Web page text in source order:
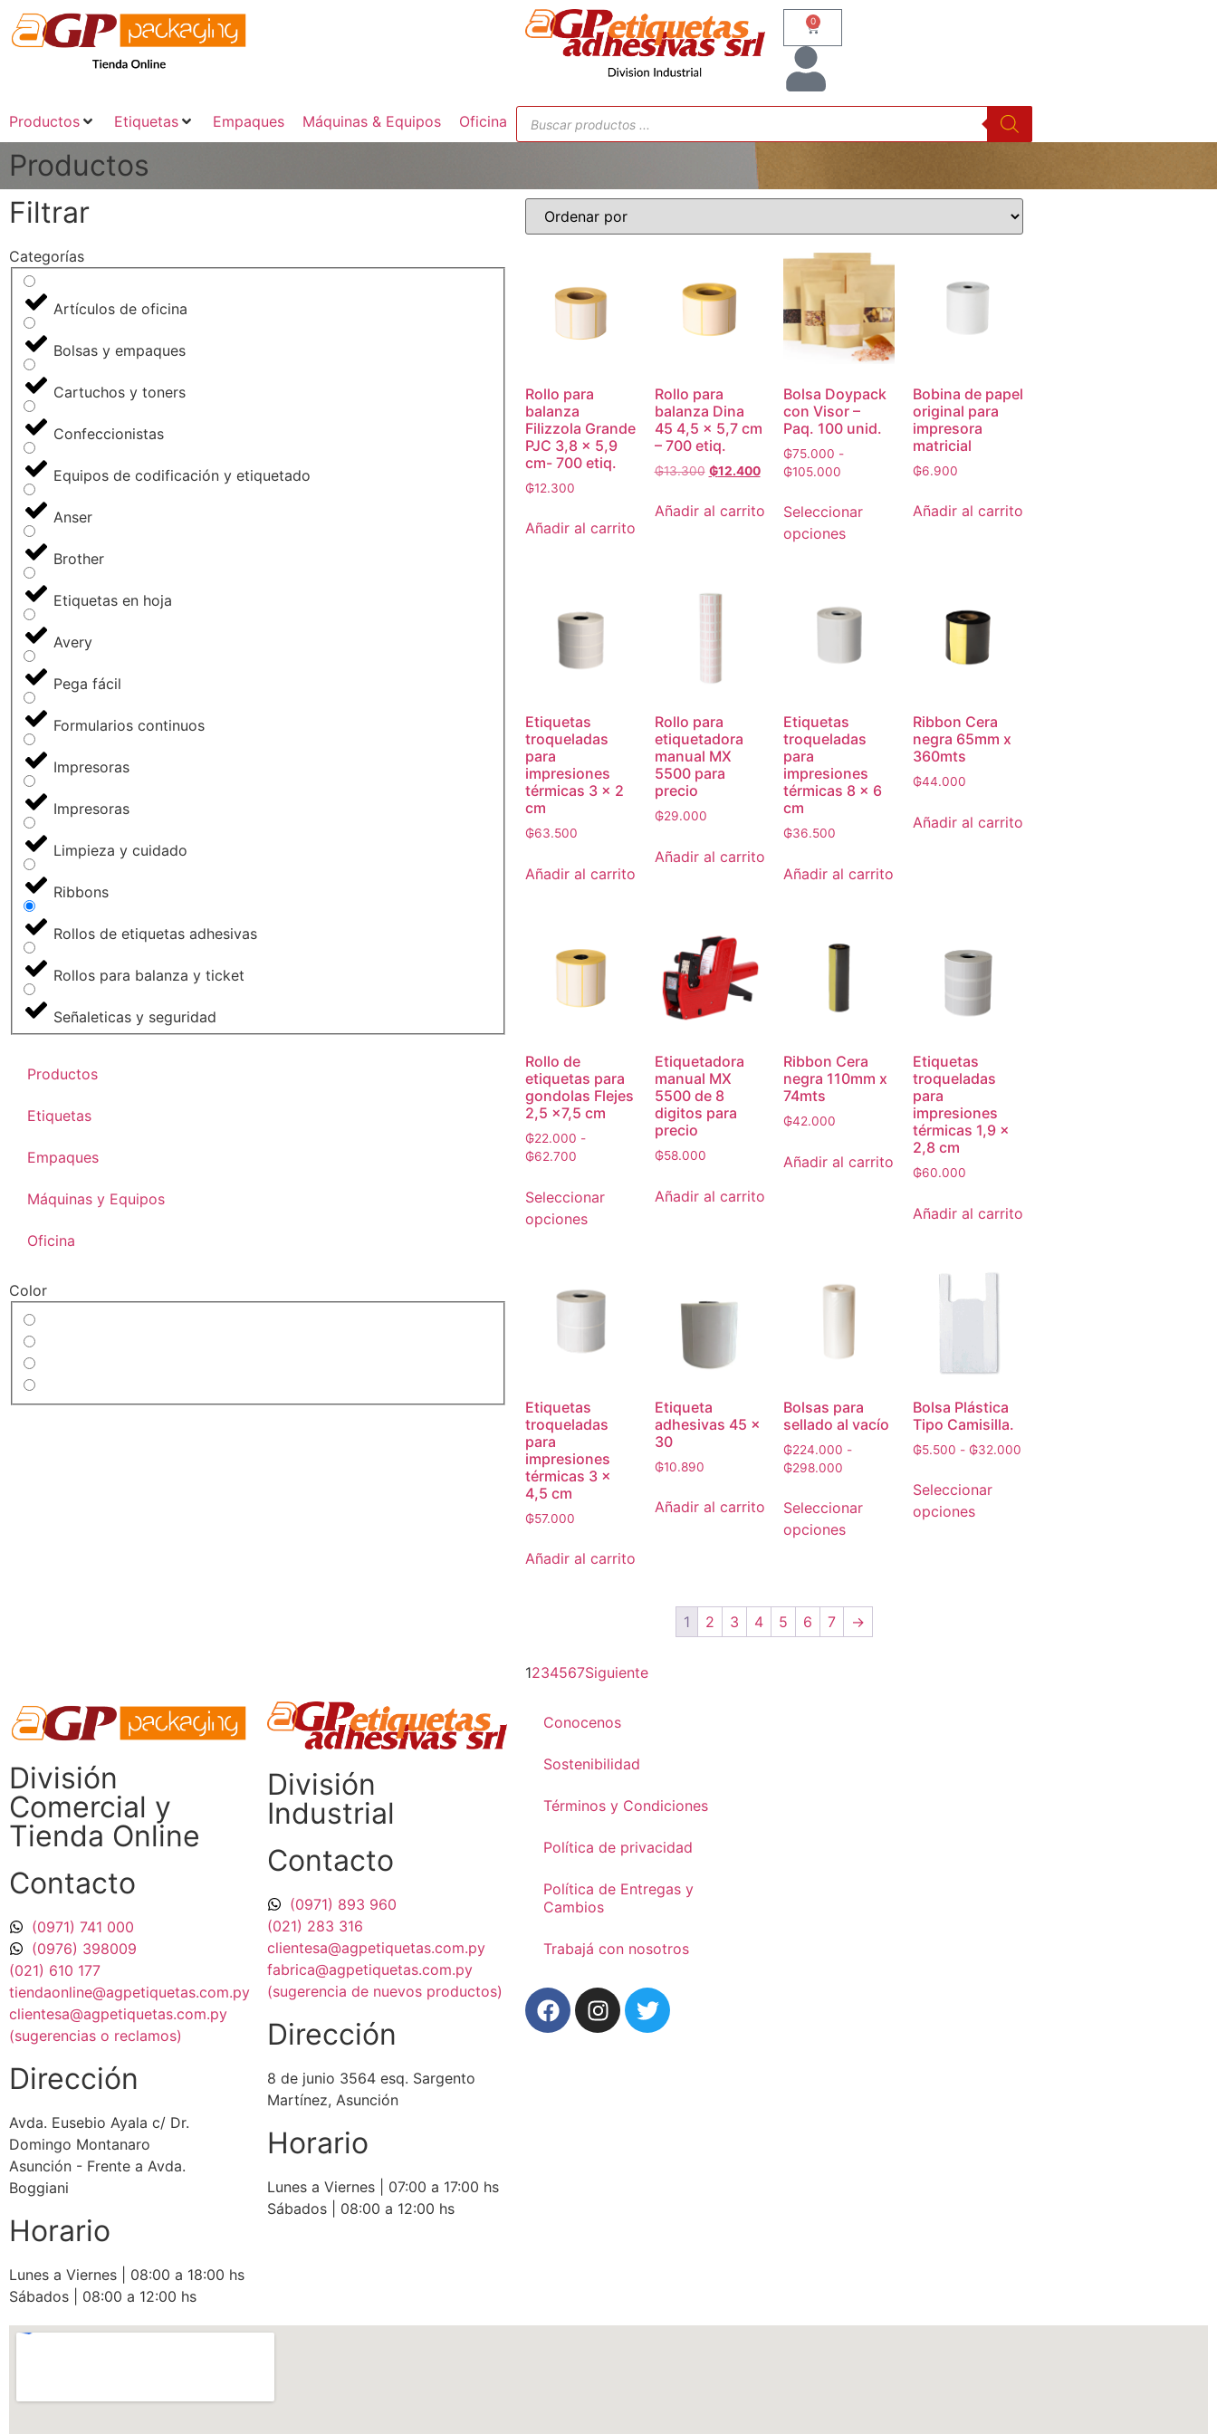
0
Productos Etiquetas Empaques Máquinas & Equipos Oficina
Productos
Filtrar
Categorías
Artículos de oficina
Bolsas y empaques
Cartuchos y toners
Confeccionistas
Equipos de codificación y etiquetado
Anser
Brother
Etiquetas en hoja
Avery
Pega fácil
Formularios continuos
Impresoras
Impresoras
Limpieza y cuidado
Ribbons
Rollos de etiquetas adhesivas
Rollos para balanza y ticket
Señaleticas y seguridad
Productos
Etiquetas
Empaques
Máquinas y Equipos
Oficina
Color
Rollo para
balanza
Filizzola Grande
PJC 3,8 x 5,9
cm- 700 etiq.
₲12.300
Añadir al carrito
Rollo para
balanza Dina
45 4,5 x 5,7 cm
– 700 etiq.
₲13.300 ₲12.400
Añadir al carrito
Bolsa Doypack
con Visor –
Paq. 100 unid.
₲75.000 -
₲105.000
Seleccionar
opciones
Bobina de papel
original para
impresora
matricial
₲6.900
Añadir al carrito
Etiquetas
troqueladas
para
impresiones
térmicas 3 x 2
cm
₲63.500
Añadir al carrito
Rollo para
etiquetadora
manual MX
5500 para
precio
₲29.000
Añadir al carrito
Etiquetas
troqueladas
para
impresiones
térmicas 8 x 6
cm
₲36.500
Añadir al carrito
Ribbon Cera
negra 65mm x
360mts
₲44.000
Añadir al carrito
Rollo de
etiquetas para
gondolas Flejes
2,5 x7,5 cm
₲22.000 -
₲62.700
Seleccionar
opciones
Etiquetadora
manual MX
5500 de 8
digitos para
precio
₲58.000
Añadir al carrito
Ribbon Cera
negra 110mm x
74mts
₲42.000
Añadir al carrito
Etiquetas
troqueladas
para
impresiones
térmicas 1,9 x
2,8 cm
₲60.000
Añadir al carrito
Etiquetas
troqueladas
para
impresiones
térmicas 3 x
4,5 cm
₲57.000
Añadir al carrito
Etiqueta
adhesivas 45 x
30
₲10.890
Añadir al carrito
Bolsas para
sellado al vacío
₲224.000 -
₲298.000
Seleccionar
opciones
Bolsa Plástica
Tipo Camisilla.
₲5.500 - ₲32.000
Seleccionar
opciones
1 2 3 4 5 6 7 →
1234567Siguiente
División
Comercial​ y
Tienda Online
Contacto
(0971) 741 000
(0976) 398009
(021) 610 177
tiendaonline@agpetiquetas.com.py
clientesa@agpetiquetas.com.py
(sugerencias o reclamos)
Dirección
Avda. Eusebio Ayala c/ Dr.
Domingo Montanaro
Asunción - Frente a Avda.
Boggiani
Horario
Lunes a Viernes | 08:00 a 18:00 hs
Sábados | 08:00 a 12:00 hs
División
Industrial​
Contacto
(0971) 893 960
(021) 283 316
clientesa@agpetiquetas.com.py
fabrica@agpetiquetas.com.py
(sugerencia de nuevos productos)
Dirección
8 de junio 3564 esq. Sargento
Martínez, Asunción
Horario
Lunes a Viernes | 07:00 a 17:00 hs
Sábados | 08:00 a 12:00 hs
Conocenos
Sostenibilidad
Términos y Condiciones
Política de privacidad
Política de Entregas y
Cambios
Trabajá con nosotros